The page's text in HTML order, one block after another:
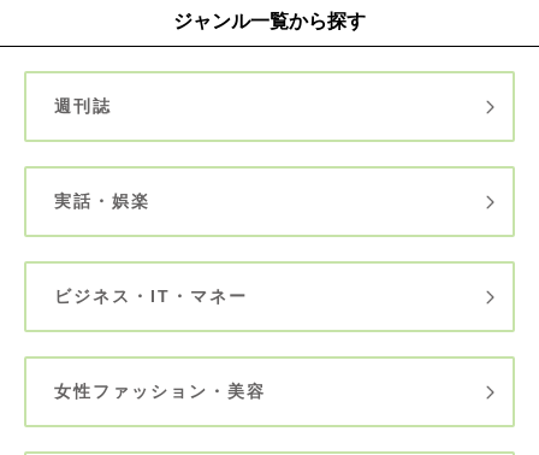
ジャンル一覧から探す
週刊誌
実話・娯楽
ビジネス・IT・マネー
女性ファッション・美容